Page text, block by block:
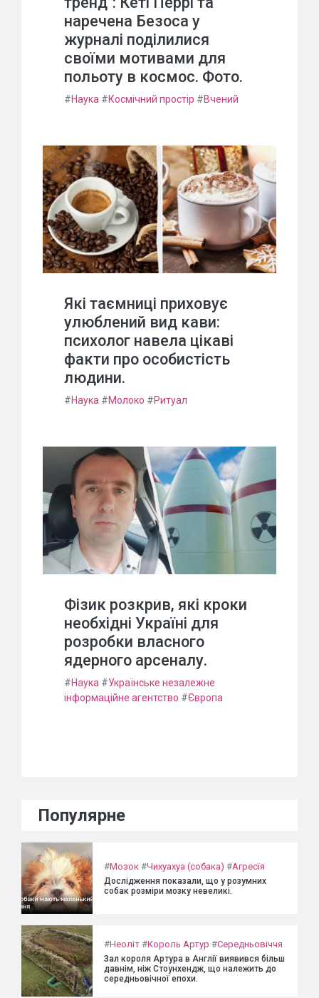
наречена Безоса у
журналі поділилися
своїми мотивами для
польоту в космос. Фото.
#Наука #Космічний простір #Вчений
Які таємниці приховує
улюблений вид кави:
психолог навела цікаві
факти про особистість
людини.
#Наука #Молоко #Ритуал
Фізик розкрив, які кроки
необхідні Україні для
розробки власного
ядерного арсеналу.
#Наука #Українське незалежне
інформаційне агентство #Європа
Популярне
#Мозок #Чихуахуа (собака) #Агресія
Дослідження показали, що у розумних
собак розміри мозку невеликі.
#Неоліт #Король Артур #Середньовіччя
Зал короля Артура в Англії виявився більш
давнім, ніж Стоунхендж, що належить до
середньовічної епохи.